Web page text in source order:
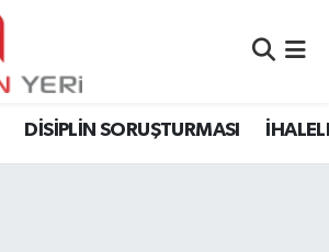
DİSİPLİN SORUŞTURMASI